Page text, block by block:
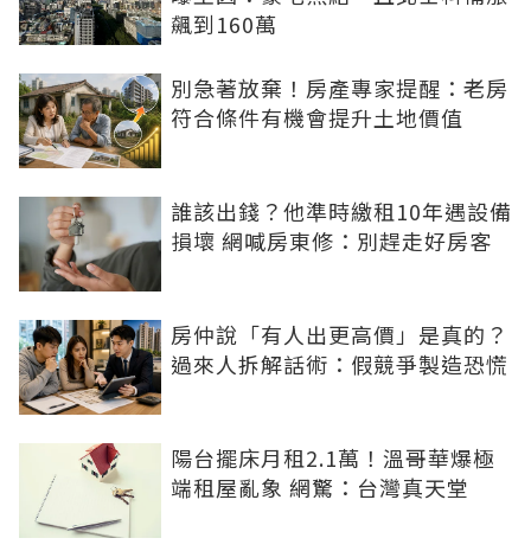
飆到160萬
別急著放棄！房產專家提醒：老房
符合條件有機會提升土地價值
誰該出錢？他準時繳租10年遇設備
損壞 網喊房東修：別趕走好房客
房仲說「有人出更高價」是真的？
過來人拆解話術：假競爭製造恐慌
陽台擺床月租2.1萬！溫哥華爆極
端租屋亂象 網驚：台灣真天堂